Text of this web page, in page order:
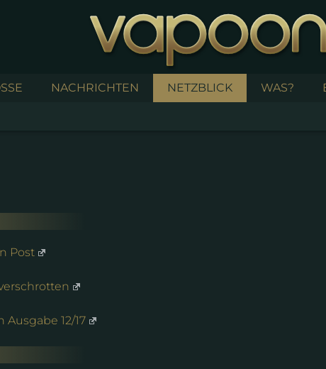
NACHRICHTEN NETZBLICK WAS?
Post
Ausgabe 12/17